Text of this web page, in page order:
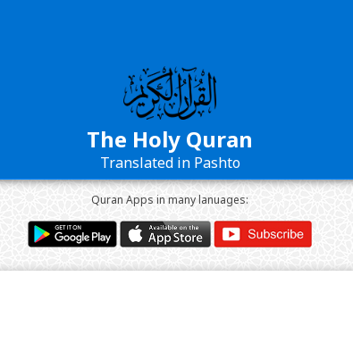
The Holy Quran
Translated in Pashto
Quran Apps in many lanuages: